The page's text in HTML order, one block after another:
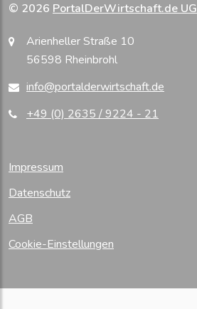
© 2026 PortalDerWirtschaft.de UG
Arienheller Straße 10
56598 Rheinbrohl
info@portalderwirtschaft.de
+49 (0) 2635 / 9224 - 21
Impressum
Datenschutz
AGB
Cookie-Einstellungen